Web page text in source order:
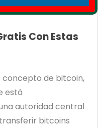
Con Estas
de bitcoin,
está
autoridad central
bitcoins